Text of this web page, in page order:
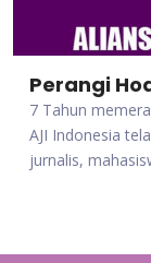
Perangi
7 Tahun
AJI Indonesia
jurnalis,